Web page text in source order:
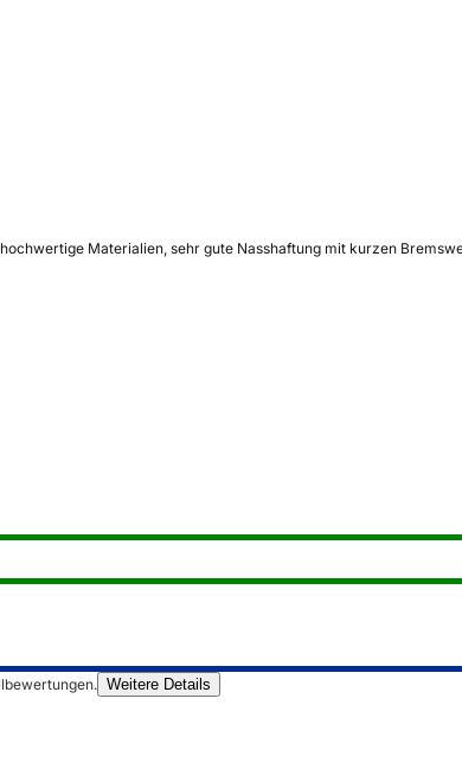
Materialien, sehr gute Nasshaftung mit kurzen
Weitere Details